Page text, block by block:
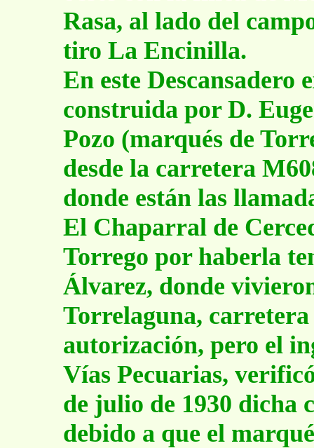
Rasa, al lado del
tiro La Encinilla.
En este Descansadero
construida por D.
Pozo (marqués de
desde la carretera
donde están las
El Chaparral de
Torrego por haberla
Álvarez, donde
Torrelaguna,
autorización, pero el
Vías Pecuarias,
de julio de 1930 dicha
debido a que el